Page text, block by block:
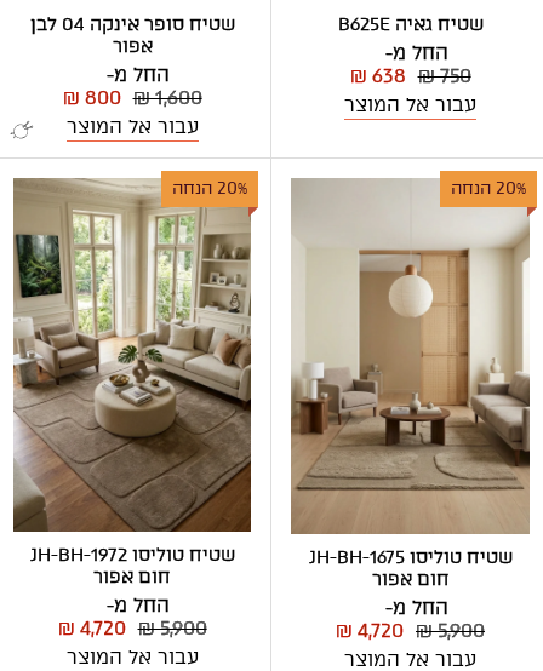
שטיח גאיה B625E
החל מ-
₪ 750
₪ 638
עבור אל המוצר
שטיח סופר אינקה 04 לבן
אפור
החל מ-
₪ 1,600
₪ 800
עבור אל המוצר
20% הנחה
שטיח טוליסו JH-BH-1675
חום אפור
החל מ-
₪ 5,900
₪ 4,720
עבור אל המוצר
20% הנחה
שטיח טוליסו JH-BH-1972
חום אפור
החל מ-
₪ 5,900
₪ 4,720
עבור אל המוצר